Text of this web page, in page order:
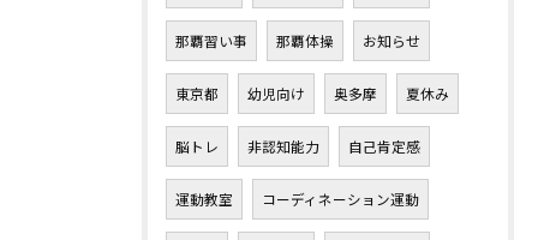
那覇習い事 那覇体操 お知らせ
東京都 幼児向け 奥多摩 夏休み
脳トレ 非認知能力 自己肯定感
運動教室 コーディネーション運動